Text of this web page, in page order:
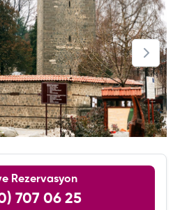
Rezervasyon
707 06 25